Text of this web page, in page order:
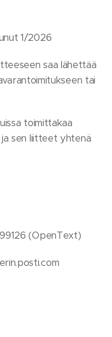
1/2026
saa lähettää
tai
toimittakaa
sen liitteet yhtenä
(OpenText)